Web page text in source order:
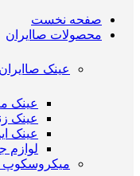
صفحه نخست
محصولات صاایران
عینک صاایران
عینک
عینک
عینک
لوازم
میکروسکوپ